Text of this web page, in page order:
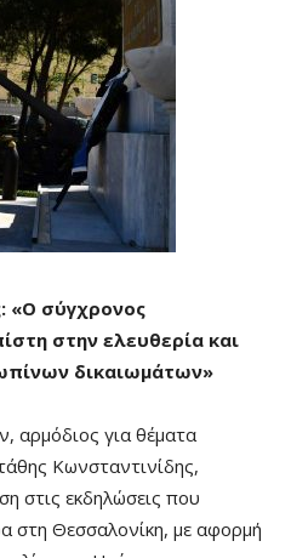
«Ο σύγχρονος
στην ελευθερία και
δικαιωμάτων»
αρμόδιος για θέματα
Κωνσταντινίδης,
στις εκδηλώσεις που
στη Θεσσαλονίκη, με αφορμή